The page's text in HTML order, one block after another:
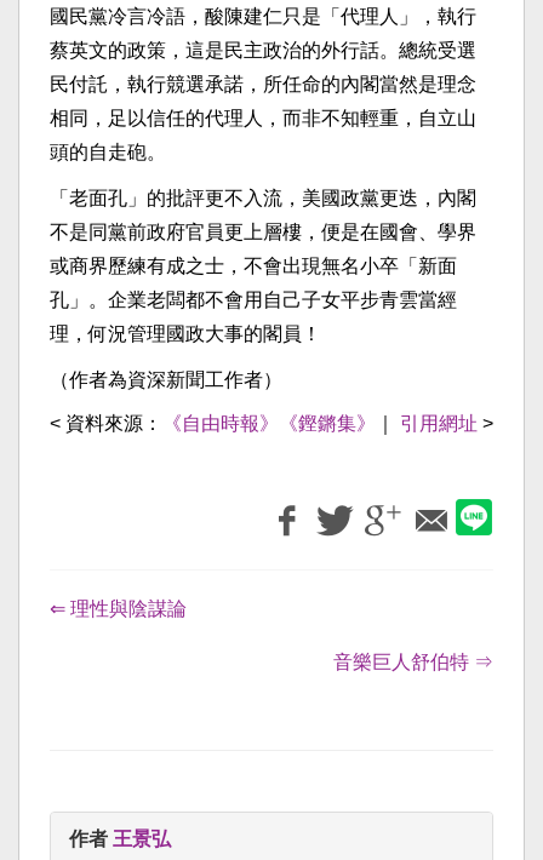
國民黨冷言冷語，酸陳建仁只是「代理人」，執行
蔡英文的政策，這是民主政治的外行話。總統受選
民付託，執行競選承諾，所任命的內閣當然是理念
相同，足以信任的代理人，而非不知輕重，自立山
頭的自走砲。
「老面孔」的批評更不入流，美國政黨更迭，內閣
不是同黨前政府官員更上層樓，便是在國會、學界
或商界歷練有成之士，不會出現無名小卒「新面
孔」。企業老闆都不會用自己子女平步青雲當經
理，何況管理國政大事的閣員！
（作者為資深新聞工作者）
< 資料來源： 《自由時報》《鏗鏘集》 引用網址 >
⇐ 理性與陰謀論
音樂巨人舒伯特 ⇒
作者 王景弘